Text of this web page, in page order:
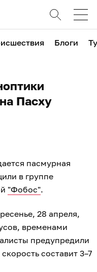
Блоги
Пасху
пасмурная
в группе
"Фобос".
28 апреля,
временами
предупредили
составит 3–7